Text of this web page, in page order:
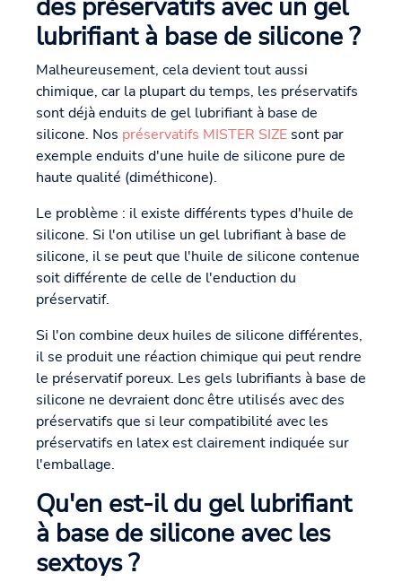
des préservatifs avec un gel
lubrifiant à base de silicone ?
Malheureusement, cela devient tout aussi
chimique, car la plupart du temps, les préservatifs
sont déjà enduits de gel lubrifiant à base de
silicone. Nos préservatifs MISTER SIZE sont par
exemple enduits d'une huile de silicone pure de
haute qualité (diméthicone).
Le problème : il existe différents types d'huile de
silicone. Si l'on utilise un gel lubrifiant à base de
silicone, il se peut que l'huile de silicone contenue
soit différente de celle de l'enduction du
préservatif.
Si l'on combine deux huiles de silicone différentes,
il se produit une réaction chimique qui peut rendre
le préservatif poreux. Les gels lubrifiants à base de
silicone ne devraient donc être utilisés avec des
préservatifs que si leur compatibilité avec les
préservatifs en latex est clairement indiquée sur
l'emballage.
Qu'en est-il du gel lubrifiant
à base de silicone avec les
sextoys ?